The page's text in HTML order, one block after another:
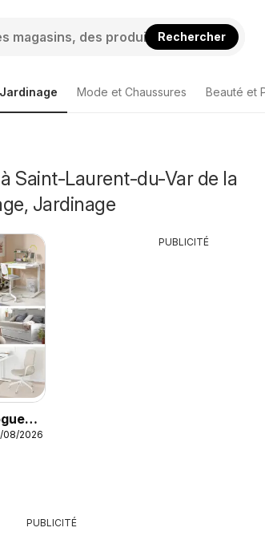
Rechercher
Mode et Chaussures Beauté et
Saint-Laurent-du-Var de la
Jardinage
-
08/2026
PUBLICITÉ
PUBLICITÉ